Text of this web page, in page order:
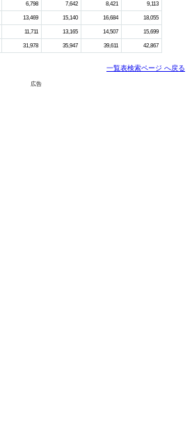
6,798 7,642 8,421 9,113
13,469 15,140 16,684 18,055
11,711 13,165 14,507 15,699
31,978 35,947 39,611 42,867
一覧表検索ページ へ戻る
広告